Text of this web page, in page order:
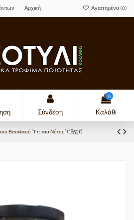
Αρχική Αγαπημένα (0)
Σύνδεση
0
Καλάθι
Βασιλικού “Γη του Νότου” (185gr)